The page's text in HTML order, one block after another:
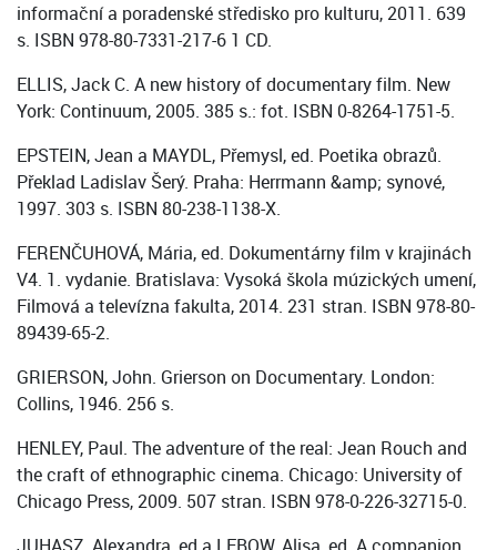
informační a poradenské středisko pro kulturu, 2011. 639
s. ISBN 978-80-7331-217-6 1 CD.
ELLIS, Jack C. A new history of documentary film. New
York: Continuum, 2005. 385 s.: fot. ISBN 0-8264-1751-5.
EPSTEIN, Jean a MAYDL, Přemysl, ed. Poetika obrazů.
Překlad Ladislav Šerý. Praha: Herrmann &amp; synové,
1997. 303 s. ISBN 80-238-1138-X.
FERENČUHOVÁ, Mária, ed. Dokumentárny film v krajinách
V4. 1. vydanie. Bratislava: Vysoká škola múzických umení,
Filmová a televízna fakulta, 2014. 231 stran. ISBN 978-80-
89439-65-2.
GRIERSON, John. Grierson on Documentary. London:
Collins, 1946. 256 s.
HENLEY, Paul. The adventure of the real: Jean Rouch and
the craft of ethnographic cinema. Chicago: University of
Chicago Press, 2009. 507 stran. ISBN 978-0-226-32715-0.